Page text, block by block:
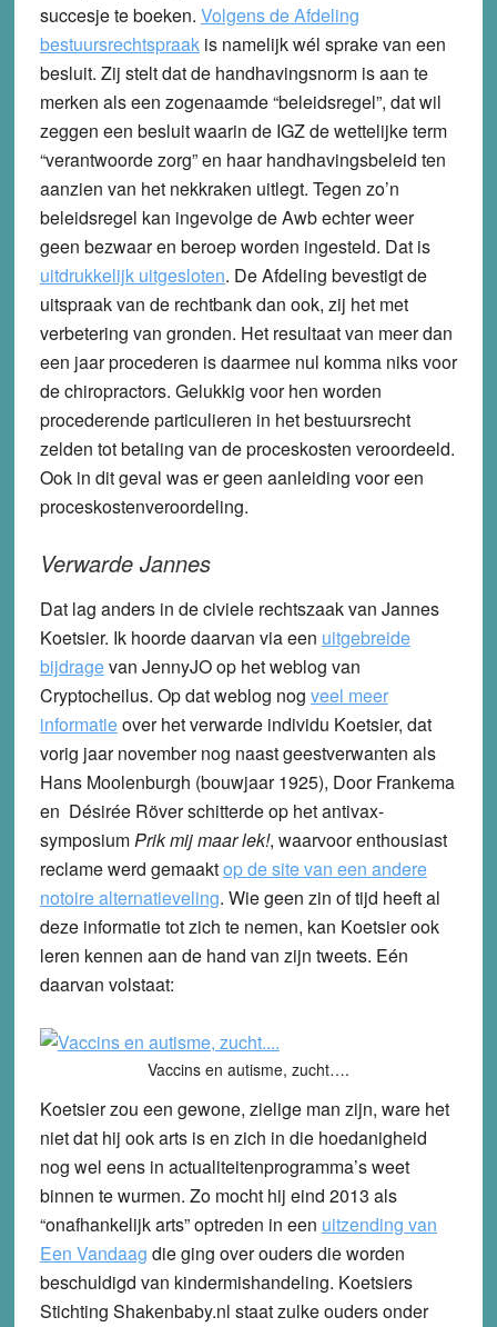
succesje te boeken. Volgens de Afdeling
bestuursrechtspraakis namelijk wél sprake van een
besluit. Zij stelt dat de handhavingsnorm is aan te
merken als een zogenaamde “beleidsregel”, dat wil
zeggen een besluit waarin de IGZ de wettelijke term
“verantwoorde zorg” en haar handhavingsbeleid ten
aanzien van het nekkraken uitlegt. Tegen zo’n
beleidsregel kan ingevolge de Awb echter weer
geen bezwaar en beroep worden ingesteld. Dat is
uitdrukkelijk uitgesloten. De Afdeling bevestigt de
uitspraak van de rechtbank dan ook, zij het met
verbetering van gronden. Het resultaat van meer dan
een jaar procederen is daarmee nul komma niks voor
de chiropractors. Gelukkig voor hen worden
procederende particulieren in het bestuursrecht
zelden tot betaling van de proceskosten veroordeeld.
Ook in dit geval was er geen aanleiding voor een
proceskostenveroordeling.
Verwarde Jannes
Dat lag anders in de civiele rechtszaak van Jannes
Koetsier. Ik hoorde daarvan via een uitgebreide
bijdragevan JennyJO op het weblog van
Cryptocheilus. Op dat weblog nog veel meer
informatieover het verwarde individu Koetsier, dat
vorig jaar november nog naast geestverwanten als
Hans Moolenburgh (bouwjaar 1925), Door Frankema
en Désirée Röver schitterde op het antivax-
symposiumPrik mij maar lek!, waarvoor enthousiast
reclame werd gemaaktop de site van een andere
notoire alternatieveling. Wie geen zin of tijd heeft al
deze informatie tot zich te nemen, kan Koetsier ook
leren kennen aan de hand van zijn tweets. Eén
daarvan volstaat:
Vaccins en autisme, zucht….
Koetsier zou een gewone, zielige man zijn, ware het
niet dat hij ook arts is en zich in die hoedanigheid
nog wel eens in actualiteitenprogramma’s weet
binnen te wurmen. Zo mocht hij eind 2013 als
“onafhankelijk arts” optreden in een uitzending van
Een Vandaag die ging over ouders die worden
beschuldigd van kindermishandeling. Koetsiers
Stichting Shakenbaby.nl staat zulke ouders onder